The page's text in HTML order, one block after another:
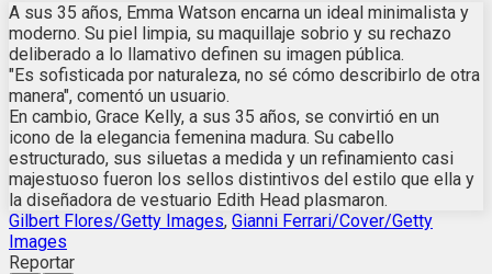
A sus 35 años, Emma Watson encarna un ideal minimalista y
moderno. Su piel limpia, su maquillaje sobrio y su rechazo
deliberado a lo llamativo definen su imagen pública.
"Es sofisticada por naturaleza, no sé cómo describirlo de otra
manera", comentó un usuario.
En cambio, Grace Kelly, a sus 35 años, se convirtió en un
icono de la elegancia femenina madura. Su cabello
estructurado, sus siluetas a medida y un refinamiento casi
majestuoso fueron los sellos distintivos del estilo que ella y
la diseñadora de vestuario Edith Head plasmaron.
Gilbert Flores/Getty Images, Gianni Ferrari/Cover/Getty
Images
Reportar